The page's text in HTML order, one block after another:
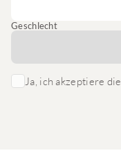
Geschlecht
Ja, ich akzeptiere die